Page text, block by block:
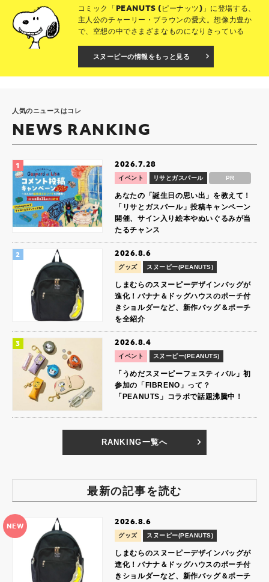
コミック「PEANUTS (ピーナッツ)」に登場する、
主人公のチャーリー・ブラウンの愛犬。想像力豊か
で、空想の中でさまざまなものになりきっている
スヌーピーの情報をもっと見る
人気のニュースはコレ
NEWS RANKING
2026.7.28
イベント リサとガスパール PR
あなたの「誕生日の思い出」を教えて！
「リサとガスパール」投稿キャンペーン
開催、サイン入り絵本やぬいぐるみが当
たるチャンス
2026.8.6
グッズ スヌーピー(PEANUTS)
しまむらのスヌーピーデザインバッグが
進化！バナナ＆ドッグハウスのポーチ付
きショルダーなど、新作バッグ＆ポーチ
を全紹介
2026.8.4
イベント スヌーピー(PEANUTS)
「うめだスヌーピーフェスティバル」初
参加の「FIBRENO」って？
「PEANUTS」コラボで話題沸騰中！
RANKING一覧へ
最新の記事を読む
NEW 2026.8.6
グッズ スヌーピー(PEANUTS)
しまむらのスヌーピーデザインバッグが
進化！バナナ＆ドッグハウスのポーチ付
きショルダーなど、新作バッグ＆ポーチ